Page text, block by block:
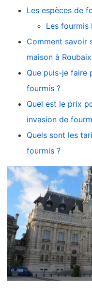
Les espèces de
Les fourmis
Comment savoir
maison à
Que puis-je faire
fourmis ?
Quel est le prix
invasion de
Quels sont les
fourmis ?